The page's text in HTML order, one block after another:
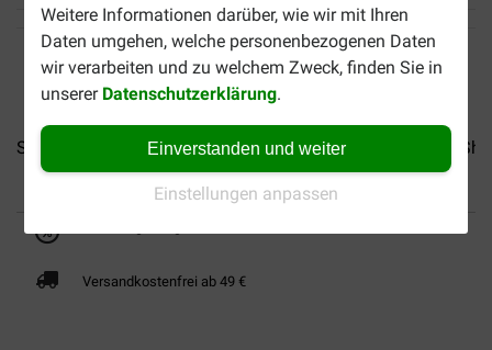
Weitere Informationen darüber, wie wir mit Ihren
Daten umgehen, welche personenbezogenen Daten
wir verarbeiten und zu welchem Zweck, finden Sie in
unserer Datenschutzerklärung.
Einverstanden und weiter
Einstellungen anpassen
Sheba Classics Paté mit... Sheba Classics Paté mit...
Versandkostenfrei ab 49 €